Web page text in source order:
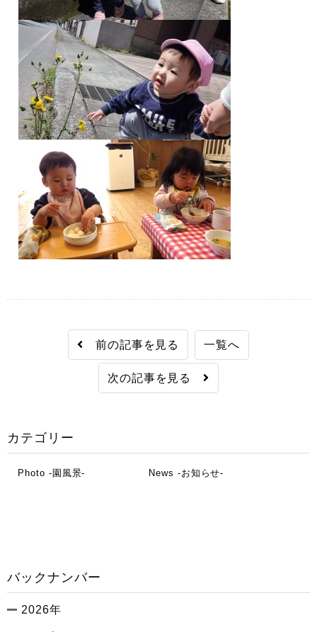
前の記事を見る 一覧へ
次の記事を見る
カテゴリー
Photo -園風景- News -お知らせ-
バックナンバー
2026年